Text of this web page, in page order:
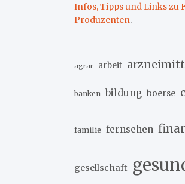
Infos, Tipps und Links zu
Produzenten.
agrar arbeit
banken bildung boerse
familie fernsehen
gesellschaft